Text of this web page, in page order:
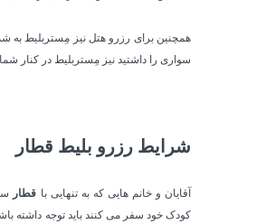
همچنین برای رزرو هتل نیز مِستربلیط به
سواری را داشتید نیز مِستربلیط در کنار
شرایط رزرو بلیط قطار
آقایان و خانم هایی که به تنهایی با قطار